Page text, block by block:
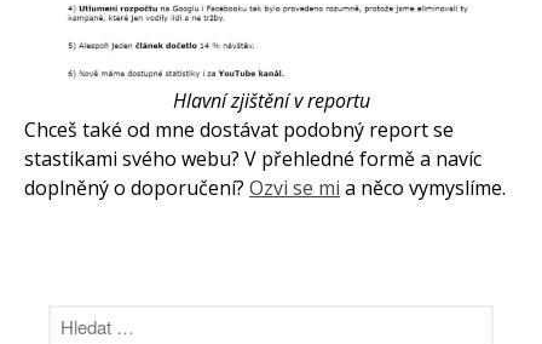
Hlavní zjištění v reportu
Chceš také od mne dostávat podobný report se
stastikami svého webu? V přehledné formě a navíc
doplněný o doporučení? Ozvi se mi a něco vymyslíme.